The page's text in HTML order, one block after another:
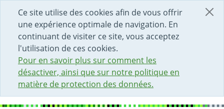
Ce site utilise des cookies afin de vous offrir
une expérience optimale de navigation. En
continuant de visiter ce site, vous acceptez
l'utilisation de ces cookies.
Pour en savoir plus sur comment les
désactiver, ainsi que sur notre politique en
matière de protection des données.
DÉBUT DU CONTENU DE LA PAGE
ACCÈS AU CHAMP DE RECHERCHE
PAGE D'ACCUEIL
FORMULAIRE DE CONTACT